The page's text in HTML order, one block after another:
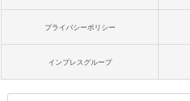
プライバシーポリシー
インプレスグループ